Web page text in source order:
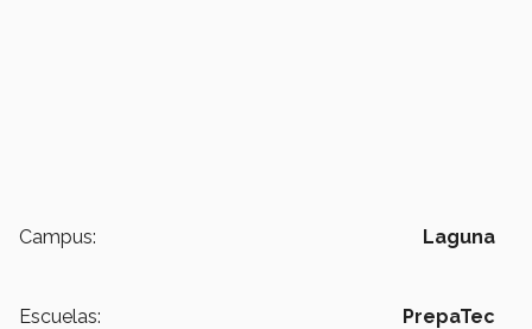
Campus: Laguna
Escuelas: PrepaTec